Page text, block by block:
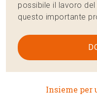
possibile il lavoro
questo importante
Insieme per